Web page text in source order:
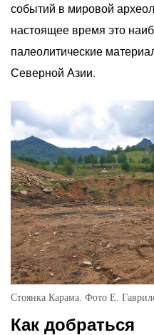
событий в мировой
настоящее время это
палеолитические
Северной Азии.
Стоянка Карама. Фото Е.
Как добраться